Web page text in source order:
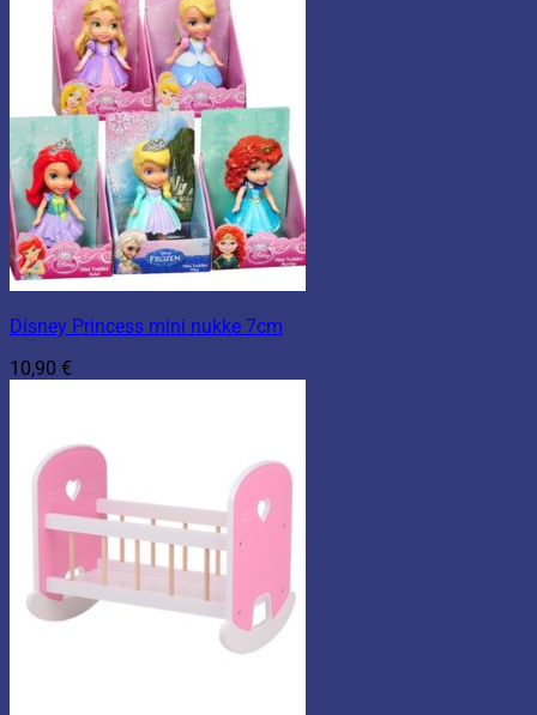
Disney Princess mini nukke 7cm
10,90 €